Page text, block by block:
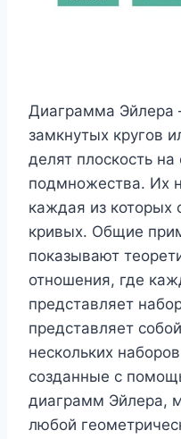
Диаграмма Эйлера
замкнутых кругов
делят плоскость
подмножества. Их
каждая из которых
кривых. Общие
показывают
отношения, где
представляет
представляет
нескольких
созданные с
диаграмм Эйлера,
любой